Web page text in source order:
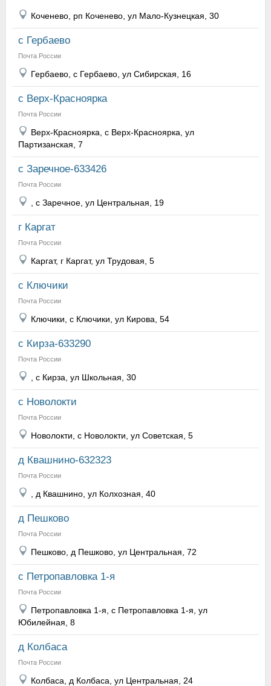
Коченево, рп Коченево, ул Мало-Кузнецкая, 30
с Гербаево
Почта России
Гербаево, с Гербаево, ул Сибирская, 16
с Верх-Красноярка
Почта России
Верх-Красноярка, с Верх-Красноярка, ул
Партизанская, 7
с Заречное-633426
Почта России
, с Заречное, ул Центральная, 19
г Каргат
Почта России
Каргат, г Каргат, ул Трудовая, 5
с Ключики
Почта России
Ключики, с Ключики, ул Кирова, 54
с Кирза-633290
Почта России
, с Кирза, ул Школьная, 30
с Новолокти
Почта России
Новолокти, с Новолокти, ул Советская, 5
д Квашнино-632323
Почта России
, д Квашнино, ул Колхозная, 40
д Пешково
Почта России
Пешково, д Пешково, ул Центральная, 72
с Петропавловка 1-я
Почта России
Петропавловка 1-я, с Петропавловка 1-я, ул
Юбилейная, 8
д Колбаса
Почта России
Колбаса, д Колбаса, ул Центральная, 24